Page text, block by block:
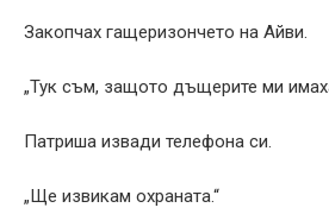
Закопчах гащеризончето на Айви.
„Тук съм, защото дъщерите ми
Патриша извади телефона си.
„Ще извикам охраната.“